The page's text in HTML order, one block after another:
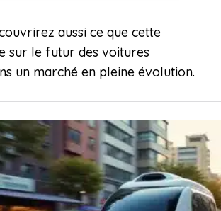
aussi ce que cette
sur le futur des voitures
un marché en pleine évolution.